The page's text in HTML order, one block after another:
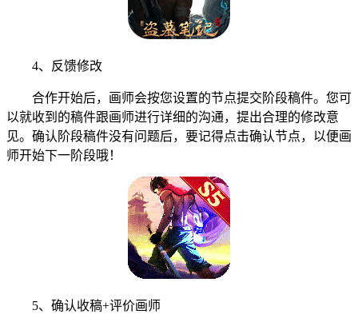
4、反馈修改
合作开始后，画师会按您设置的节点提交阶段稿件。您可
以就收到的稿件跟画师进行详细的沟通，提出合理的修改意
见。确认阶段稿件没有问题后，要记得点击确认节点，以便画
师开始下一阶段哦！
5、确认收稿+评价画师